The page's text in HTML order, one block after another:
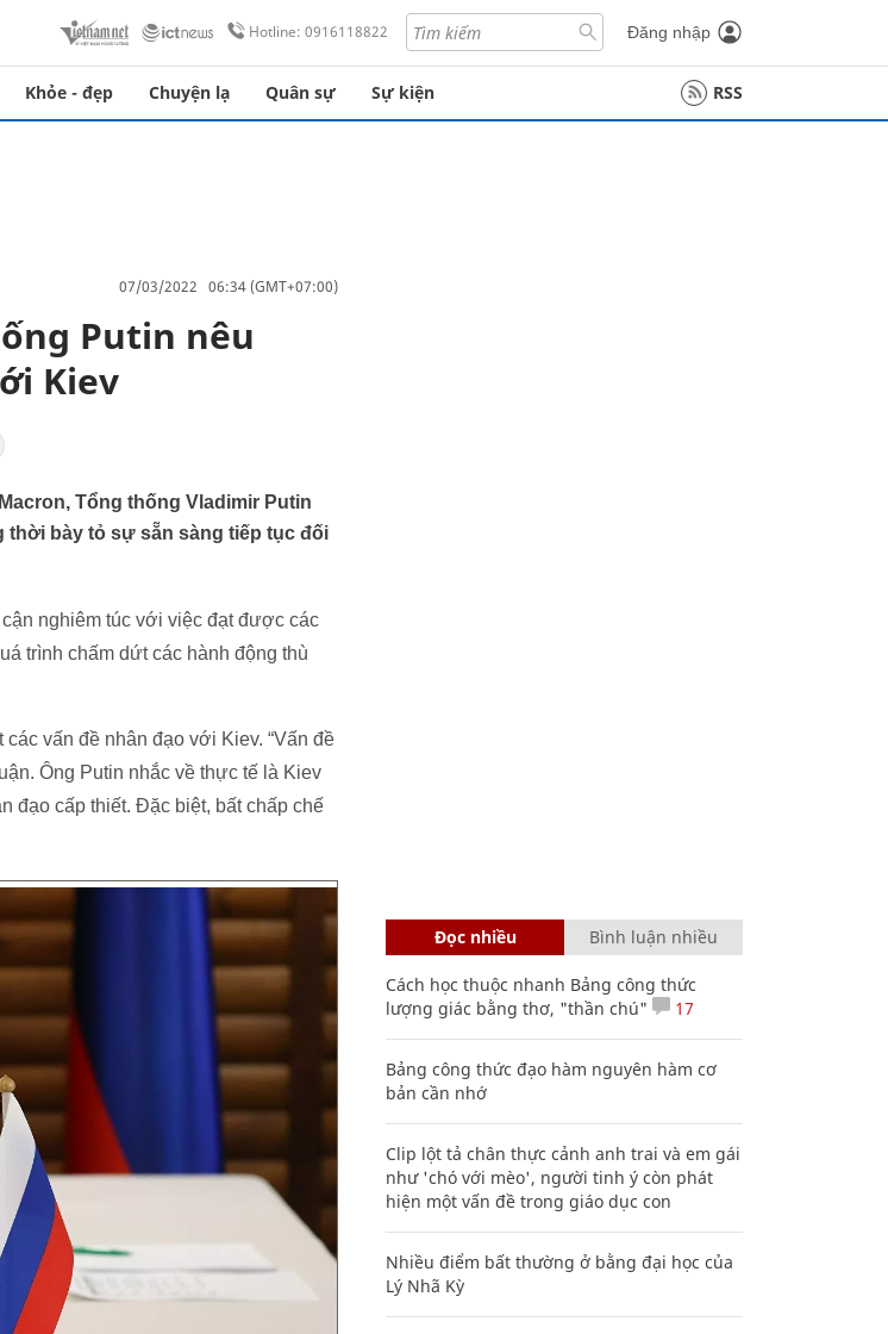
Hotline: 0916118822 Đăng nhập
Khỏe - đẹp Chuyện lạ Quân sự Sự kiện RSS
07/03/2022 06:34 (GMT+07:00)
Putin nêu
Kiev
Tổng thống Vladimir Putin
thời bày tỏ sự sẵn sàng tiếp tục đối
nghiêm túc với việc đạt được các
trình chấm dứt các hành động thù
vấn đề nhân đạo với Kiev. “Vấn đề
Ông Putin nhắc về thực tế là Kiev
đạo cấp thiết. Đặc biệt, bất chấp chế
Đọc nhiều Bình luận nhiều
Cách học thuộc nhanh Bảng công thức
lượng giác bằng thơ, "thần chú"
17
Bảng công thức đạo hàm nguyên hàm cơ
bản cần nhớ
Clip lột tả chân thực cảnh anh trai và em gái
như 'chó với mèo', người tinh ý còn phát
hiện một vấn đề trong giáo dục con
Nhiều điểm bất thường ở bằng đại học của
Lý Nhã Kỳ